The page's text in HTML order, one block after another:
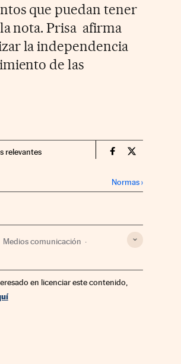
que puedan tener
nota. Prisa afirma
la independencia
de las
relevantes Companias
Companias
Normas›
Medios comunicación
en licenciar este contenido,